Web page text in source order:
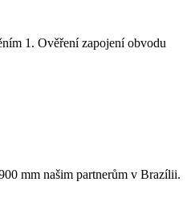
1. Ověření zapojení obvodu
mm našim partnerům v Brazílii.